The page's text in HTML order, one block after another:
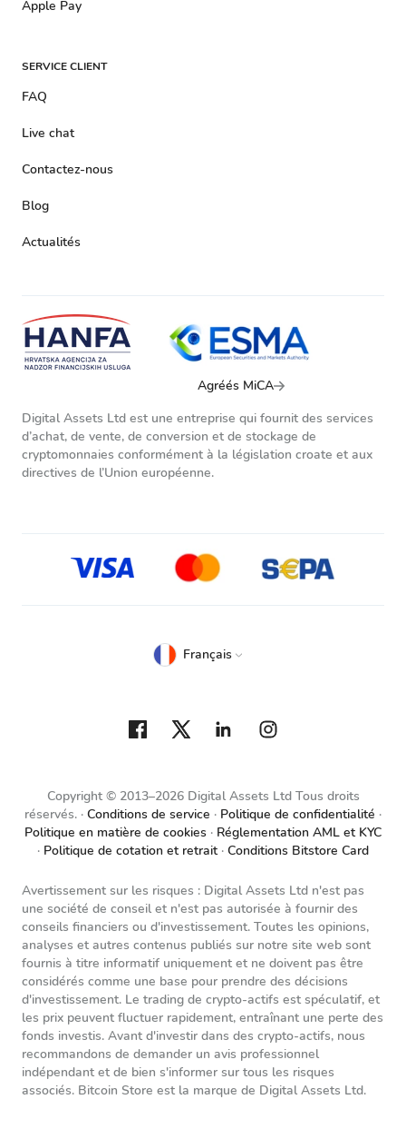
Apple Pay
SERVICE CLIENT
FAQ
Live chat
Contactez-nous
Blog
Actualités
Agréés MiCA
Digital Assets Ltd est une entreprise qui fournit des services
d’achat, de vente, de conversion et de stockage de
cryptomonnaies conformément à la législation croate et aux
directives de l’Union européenne.
Copyright © 2013–2026 Digital Assets Ltd Tous droits
réservés. Conditions de service
Politique de confidentialité
Politique en matière de cookies
Réglementation AML et KYC
Politique de cotation et retrait Conditions Bitstore Card
Français
Avertissement sur les risques : Digital Assets Ltd n'est pas
une société de conseil et n'est pas autorisée à fournir des
conseils financiers ou d'investissement. Toutes les opinions,
analyses et autres contenus publiés sur notre site web sont
fournis à titre informatif uniquement et ne doivent pas être
considérés comme une base pour prendre des décisions
d'investissement. Le trading de crypto-actifs est spéculatif, et
les prix peuvent fluctuer rapidement, entraînant une perte des
fonds investis. Avant d'investir dans des crypto-actifs, nous
recommandons de demander un avis professionnel
indépendant et de bien s'informer sur tous les risques
associés. Bitcoin Store est la marque de Digital Assets Ltd.